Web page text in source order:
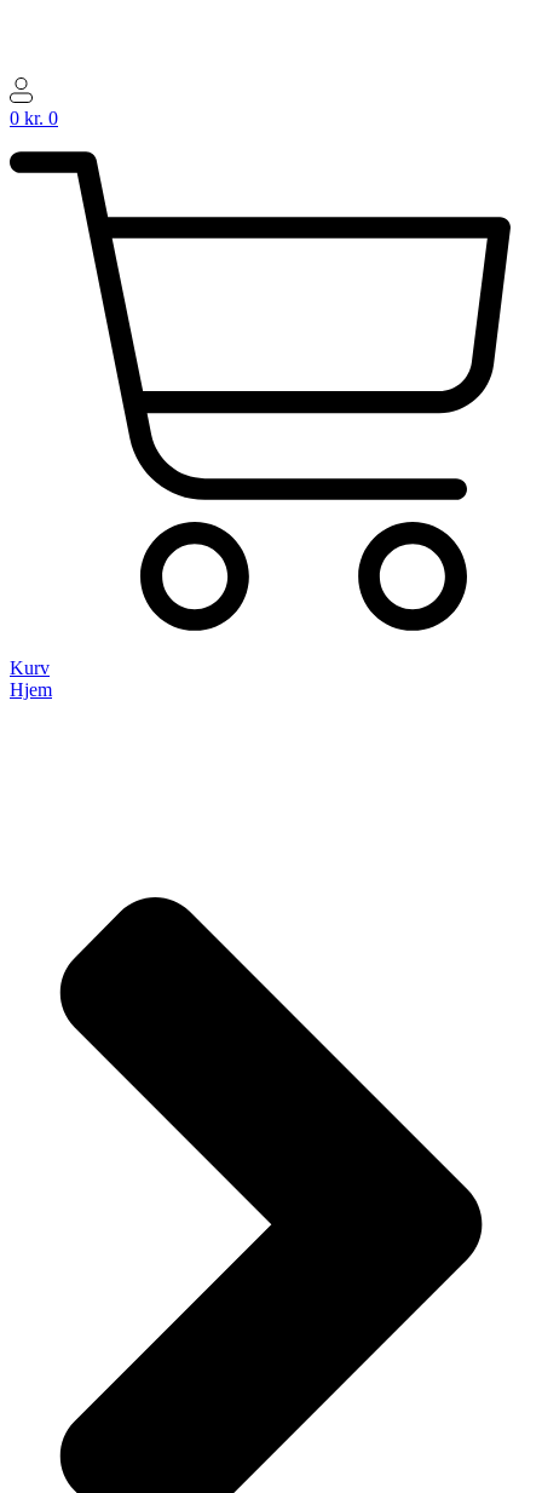
0 kr. 0
Kurv
Hjem